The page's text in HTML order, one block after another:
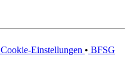
Cookie-Einstellungen • BFSG